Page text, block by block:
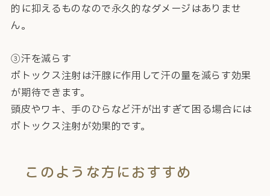
的に抑えるものなので永久的なダメージはありませ
ん。
③汗を減らす
ボトックス注射は汗腺に作用して汗の量を減らす効果
が期待できます。
頭皮やワキ、手のひらなど汗が出すぎて困る場合には
ボトックス注射が効果的です。
このような方におすすめ